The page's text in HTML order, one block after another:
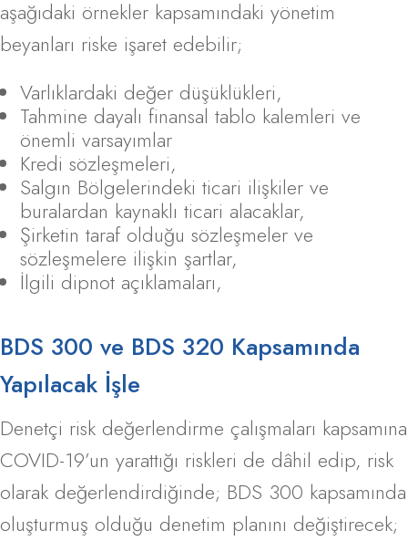
aşağıdaki örnekler kapsamındaki yönetim
beyanları riske işaret edebilir;
Varlıklardaki değer düşüklükleri,
Tahmine dayalı finansal tablo kalemleri ve
önemli varsayımlar
Kredi sözleşmeleri,
Salgın Bölgelerindeki ticari ilişkiler ve
buralardan kaynaklı ticari alacaklar,
Şirketin taraf olduğu sözleşmeler ve
sözleşmelere ilişkin şartlar,
İlgili dipnot açıklamaları,
BDS 300 ve BDS 320 Kapsamında
Yapılacak İşle
Denetçi risk değerlendirme çalışmaları kapsamına
COVID-19’un yarattığı riskleri de dâhil edip, risk
olarak değerlendirdiğinde; BDS 300 kapsamında
oluşturmuş olduğu denetim planını değiştirecek;